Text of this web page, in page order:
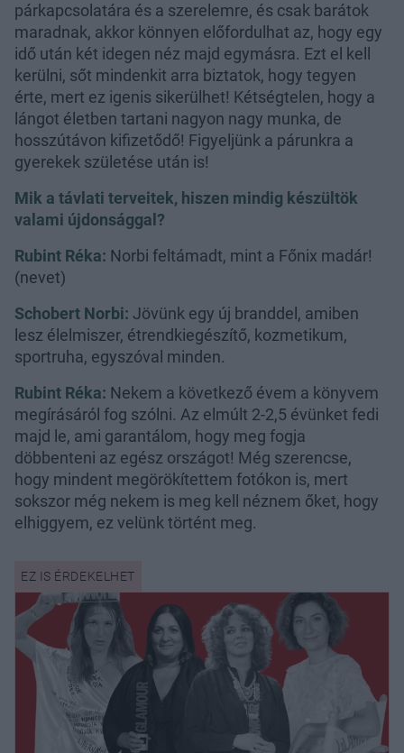
párkapcsolatára és a szerelemre, és csak barátok
maradnak, akkor könnyen előfordulhat az, hogy egy
idő után két idegen néz majd egymásra. Ezt el kell
kerülni, sőt mindenkit arra biztatok, hogy tegyen
érte, mert ez igenis sikerülhet! Kétségtelen, hogy a
lángot életben tartani nagyon nagy munka, de
hosszútávon kifizetődő! Figyeljünk a párunkra a
gyerekek születése után is!
Mik a távlati terveitek, hiszen mindig készültök
valami újdonsággal?
Rubint Réka: Norbi feltámadt, mint a Főnix madár!
(nevet)
Schobert Norbi: Jövünk egy új branddel, amiben
lesz élelmiszer, étrendkiegészítő, kozmetikum,
sportruha, egyszóval minden.
Rubint Réka: Nekem a következő évem a könyvem
megírásáról fog szólni. Az elmúlt 2-2,5 évünket fedi
majd le, ami garantálom, hogy meg fogja
döbbenteni az egész országot! Még szerencse,
hogy mindent megörökítettem fotókon is, mert
sokszor még nekem is meg kell néznem őket, hogy
elhiggyem, ez velünk történt meg.